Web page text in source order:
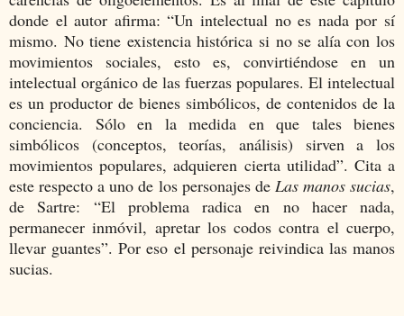
donde el autor afirma: “Un intelectual no es nada por sí
mismo. No tiene existencia histórica si no se alía con los
movimientos sociales, esto es, convirtiéndose en un
intelectual orgánico de las fuerzas populares. El intelectual
es un productor de bienes simbólicos, de contenidos de la
conciencia. Sólo en la medida en que tales bienes
simbólicos (conceptos, teorías, análisis) sirven a los
movimientos populares, adquieren cierta utilidad”. Cita a
este respecto a uno de los personajes de Las manos sucias,
de Sartre: “El problema radica en no hacer nada,
permanecer inmóvil, apretar los codos contra el cuerpo,
llevar guantes”. Por eso el personaje reivindica las manos
sucias.